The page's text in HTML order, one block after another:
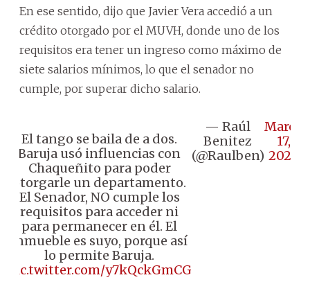
En ese sentido, dijo que Javier Vera accedió a un
crédito otorgado por el MUVH, donde uno de los
requisitos era tener un ingreso como máximo de
siete salarios mínimos, lo que el senador no
cumple, por superar dicho salario.
El tango se baila de a dos.
Baruja usó influencias con
Chaqueñito para poder
otorgarle un departamento.
El Senador, NO cumple los
requisitos para acceder ni
para permanecer en él. El
inmueble es suyo, porque así
lo permite Baruja.
pic.twitter.com/y7kQckGmCG
— Raúl
Benitez
(@Raulben)
March
17,
2026